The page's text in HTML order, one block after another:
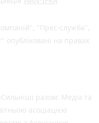
"Прес-служба",
на правах
разом: Медіа та
асоціацією